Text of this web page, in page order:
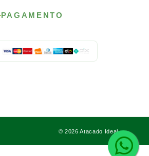
PAGAMENTO
© 2026 Atacado Ideal